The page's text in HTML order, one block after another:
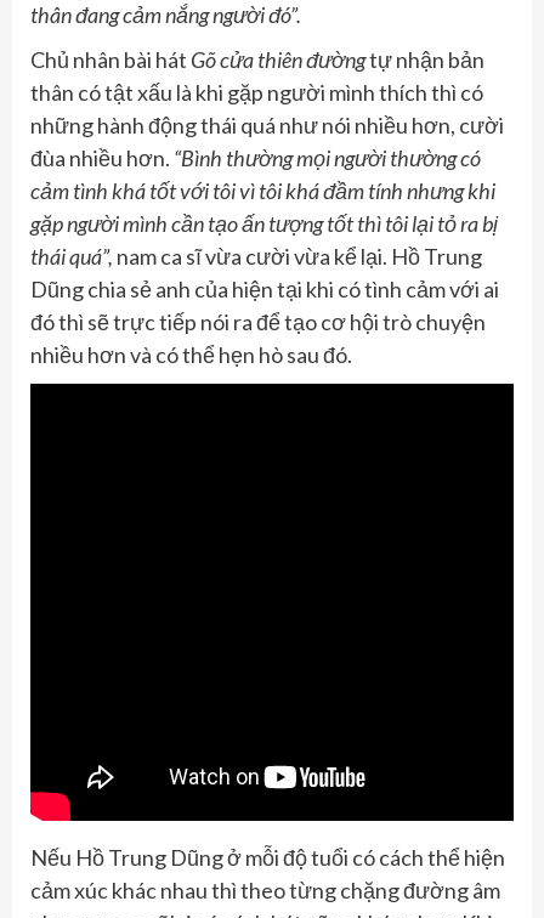
thân đang cảm nắng người đó”.
Chủ nhân bài hát Gõ cửa thiên đườngtự nhận bản
thân có tật xấu là khi gặp người mình thích thì có
những hành động thái quá như nói nhiều hơn, cười
đùa nhiều hơn. “Bình thường mọi người thường có
cảm tình khá tốt với tôi vì tôi khá đầm tính nhưng khi
gặp người mình cần tạo ấn tượng tốt thì tôi lại tỏ ra bị
thái quá”, nam ca sĩ vừa cười vừa kể lại. Hồ Trung
Dũng chia sẻ anh của hiện tại khi có tình cảm với ai
đó thì sẽ trực tiếp nói ra để tạo cơ hội trò chuyện
nhiều hơn và có thể hẹn hò sau đó.
Nếu Hồ Trung Dũng ở mỗi độ tuổi có cách thể hiện
cảm xúc khác nhau thì theo từng chặng đường âm